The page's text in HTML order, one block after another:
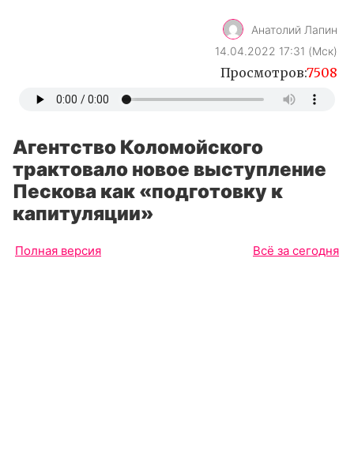
Анатолий Лапин
14.04.2022 17:31 (Мск)
Просмотров:7508
Агентство Коломойского
трактовало новое выступление
Пескова как «подготовку к
капитуляции»
Полная версия Всё за сегодня